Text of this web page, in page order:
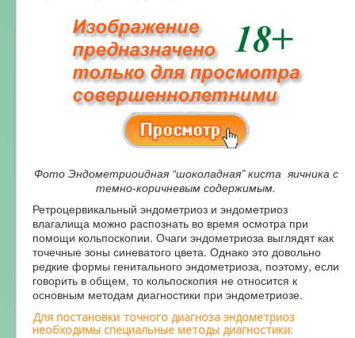
Фото Эндометриоидная “шоколадная” киста яичника с
темно-коричневым содержимым.
Ретроцервикальный эндометриоз и эндометриоз
влагалища можно распознать во время осмотра при
помощи кольпоскопии. Очаги эндометриоза выглядят как
точечные зоны синеватого цвета. Однако это довольно
редкие формы генитального эндометриоза, поэтому, если
говорить в общем, то кольпоскопия не относится к
основным методам диагностики при эндометриозе.
Для постановки точного диагноза эндометриоз
необходимы специальные методы диагностики: